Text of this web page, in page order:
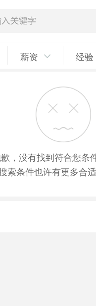
薪资 经验
，没有找到符合您条
索条件也许有更多合